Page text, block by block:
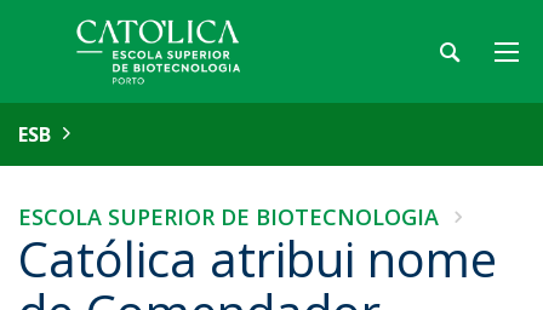
ESB
ESCOLA SUPERIOR DE BIOTECNOLOGIA
Católica atribui nome